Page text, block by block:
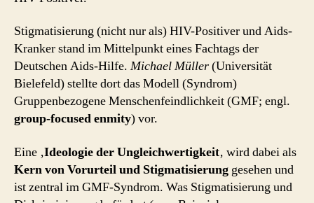
Stigmatisierung (nicht nur als) HIV-Positiver und Aids-
Kranker stand im Mittelpunkt eines Fachtags der
Deutschen Aids-Hilfe. Michael Müller(Universität
Bielefeld) stellte dort das Modell (Syndrom)
Gruppenbezogene Menschenfeindlichkeit (GMF; engl.
group-focused enmity) vor.
Eine ‚Ideologie der Ungleichwertigkeit‚ wird dabei als
Kern von Vorurteil und Stigmatisierung gesehen und
ist zentral im GMF-Syndrom. Was Stigmatisierung und